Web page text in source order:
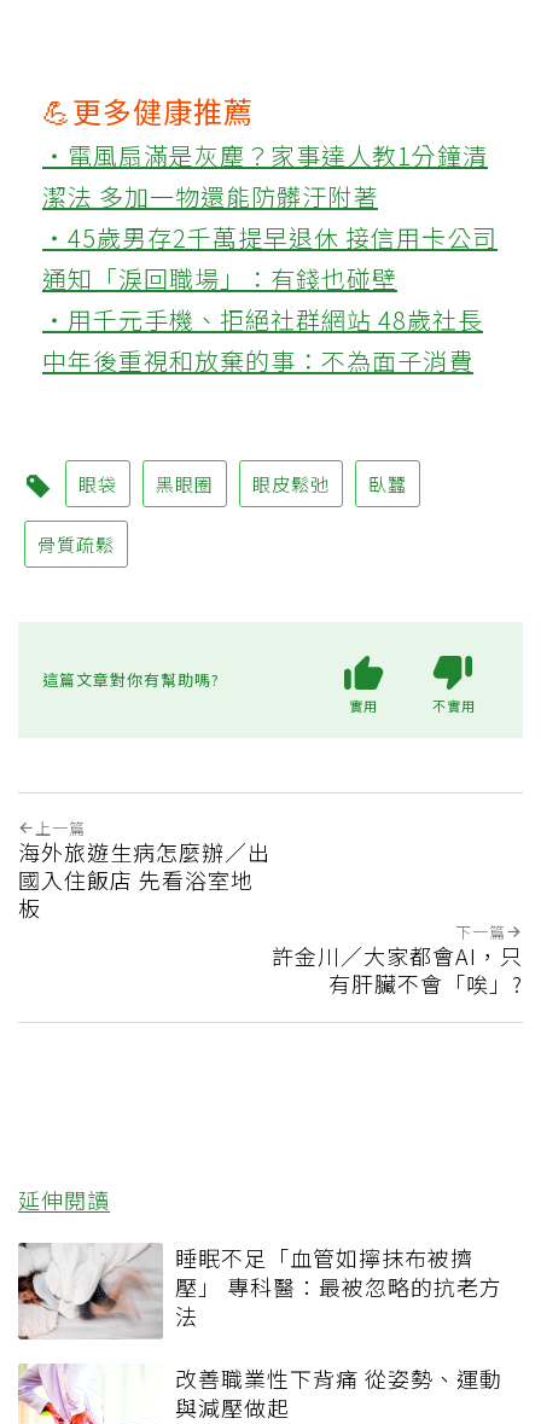
💪更多健康推薦
‧電風扇滿是灰塵？家事達人教1分鐘清
潔法 多加一物還能防髒汙附著
‧45歲男存2千萬提早退休 接信用卡公司
通知「淚回職場」：有錢也碰壁
‧用千元手機、拒絕社群網站 48歲社長
中年後重視和放棄的事：不為面子消費
眼袋 黑眼圈 眼皮鬆弛 臥蠶
骨質疏鬆
這篇文章對你有幫助嗎?
實用 不實用
上一篇
海外旅遊生病怎麼辦／出
國入住飯店 先看浴室地
板
下一篇
許金川／大家都會AI，只
有肝臟不會「唉」?
延伸閱讀
睡眠不足「血管如擰抹布被擠
壓」 專科醫：最被忽略的抗老方
法
改善職業性下背痛 從姿勢、運動
與減壓做起